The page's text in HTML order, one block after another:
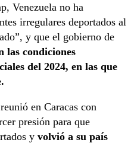
Venezuela no ha
irregulares deportados al
y que el gobierno de
las condiciones
del 2024, en las que
en Caracas con
presión para que
y volvió a su país